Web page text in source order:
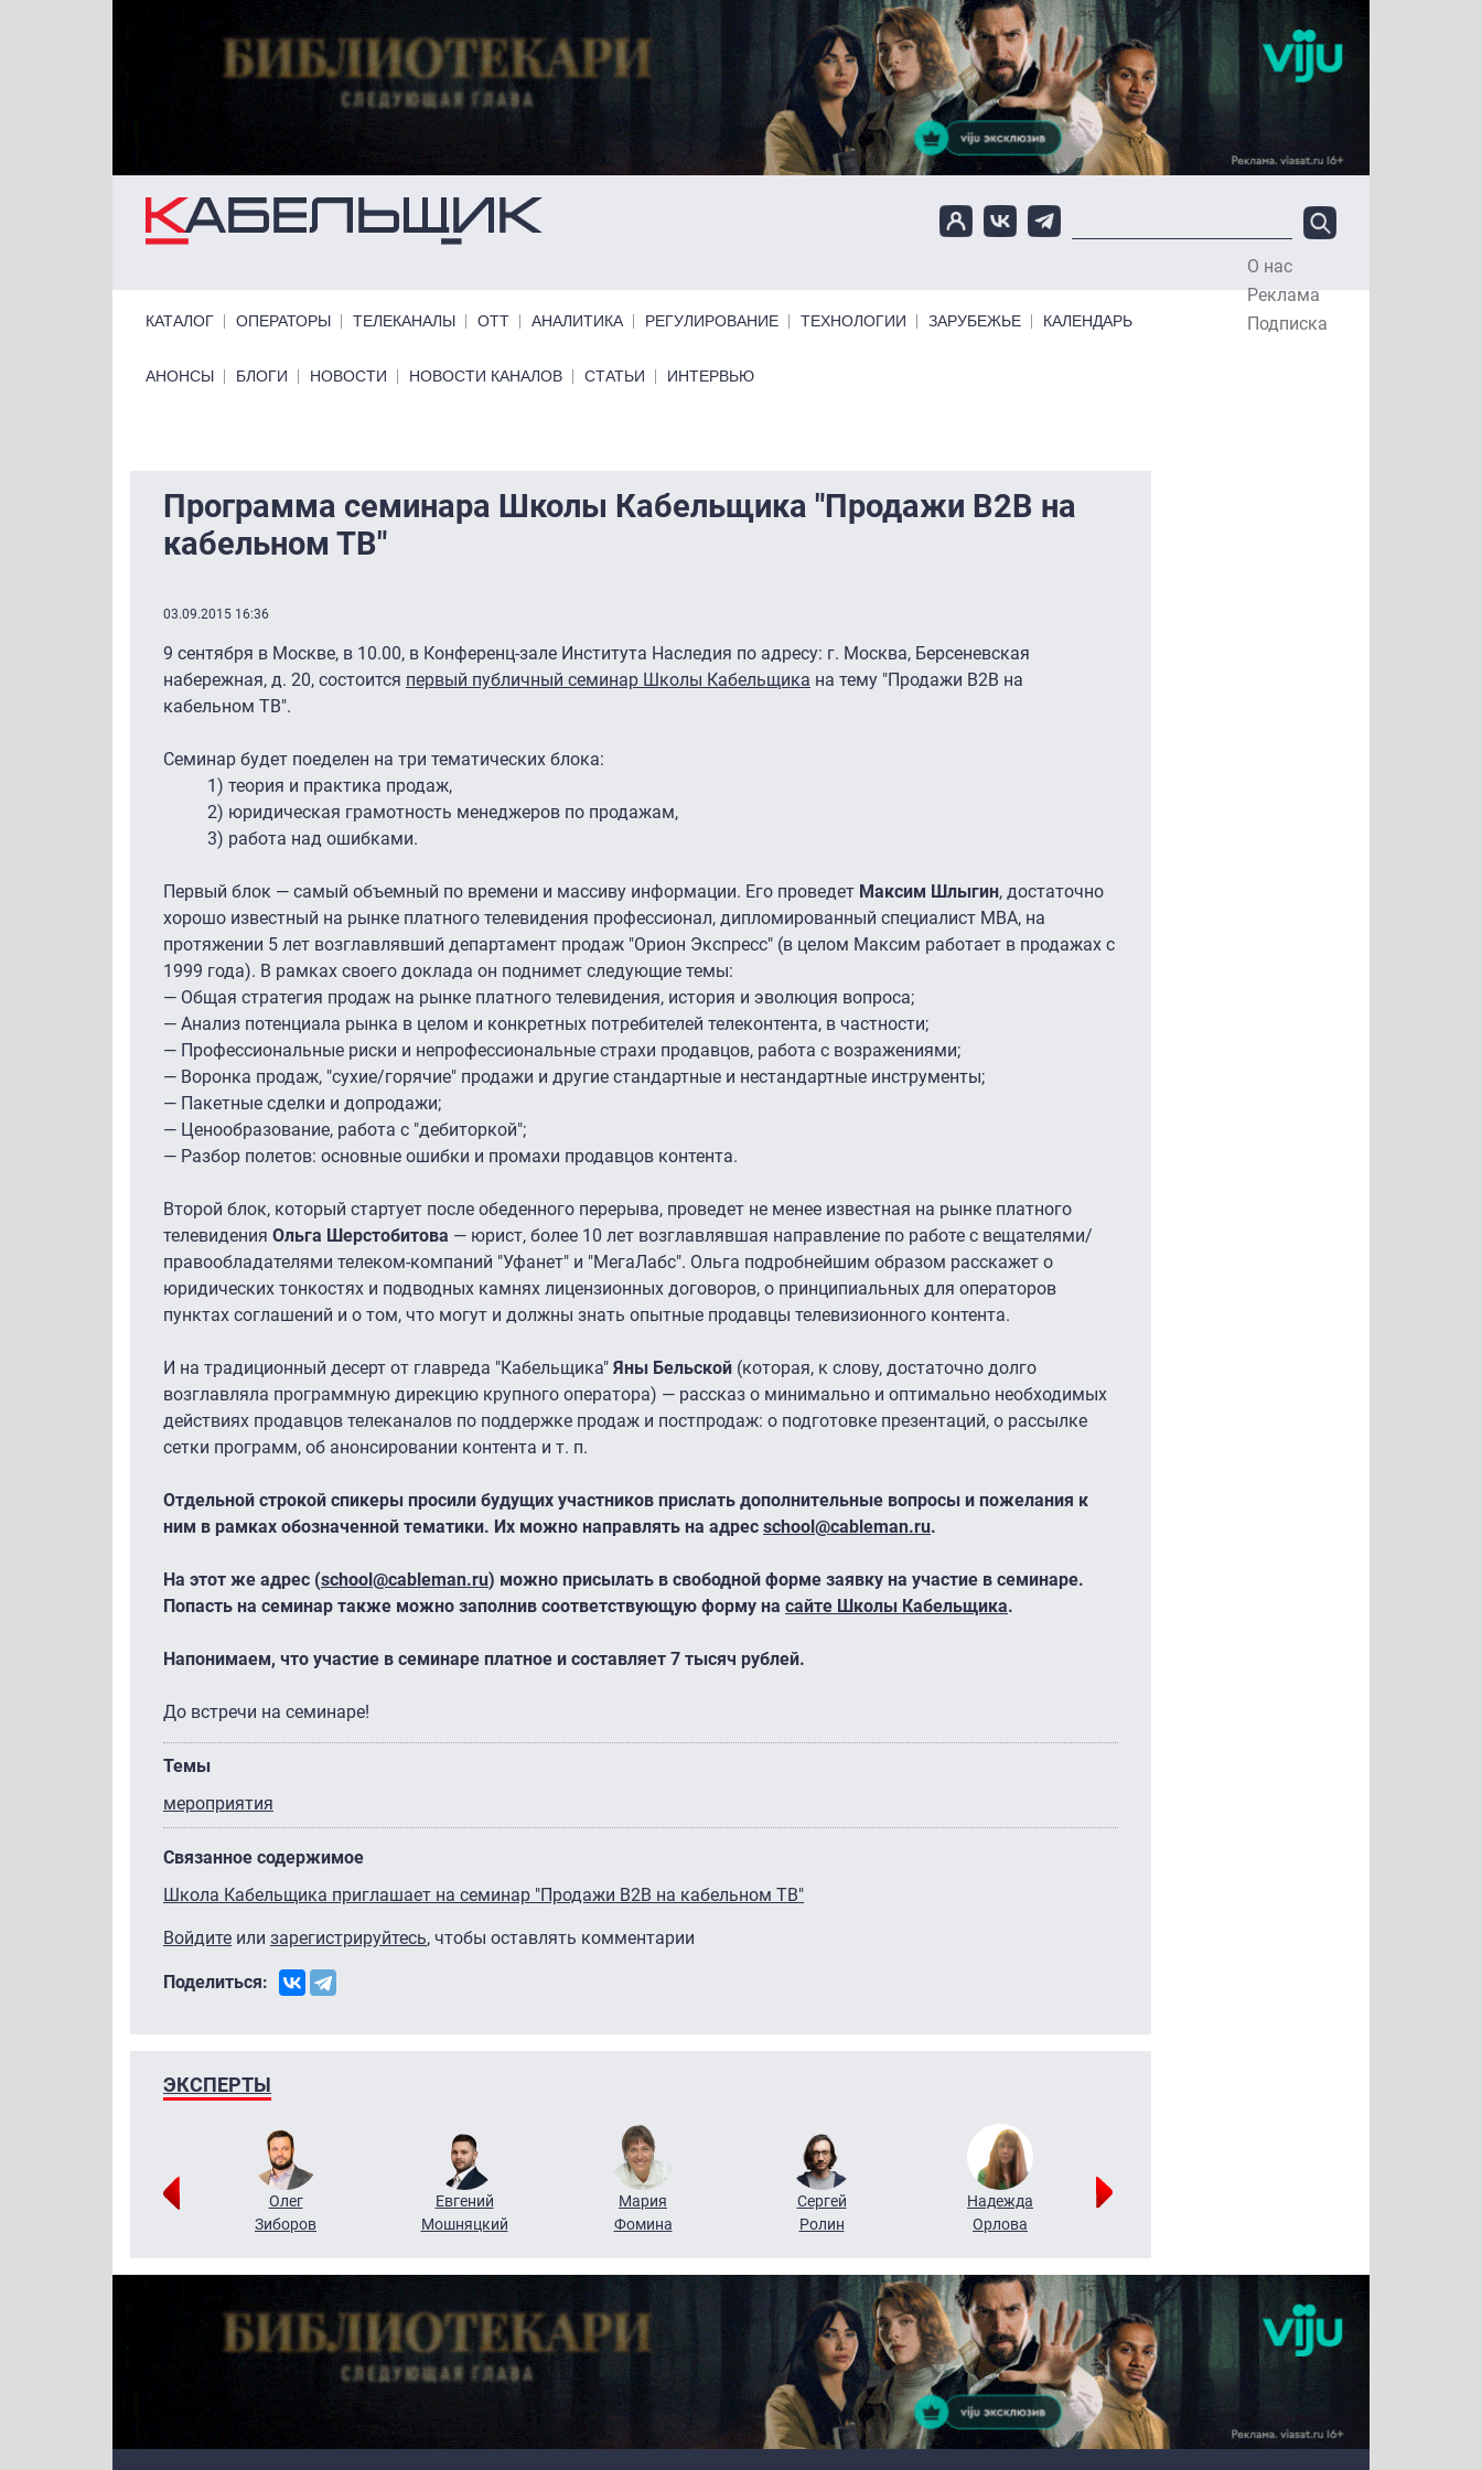
О нас
Реклама
Подписка
КАТАЛОГ ОПЕРАТОРЫ ТЕЛЕКАНАЛЫ ОТТ АНАЛИТИКА РЕГУЛИРОВАНИЕ ТЕХНОЛОГИИ ЗАРУБЕЖЬЕ КАЛЕНДАРЬ
Primary links bottom
АНОНСЫ БЛОГИ НОВОСТИ НОВОСТИ КАНАЛОВ СТАТЬИ ИНТЕРВЬЮ
Программа семинара Школы Кабельщика "Продажи В2В на
кабельном ТВ"
03.09.2015 16:36
9 сентября в Москве, в 10.00, в Конференц-зале Института Наследия по адресу: г. Москва, Берсеневская
набережная, д. 20, состоится первый публичный семинар Школы Кабельщика на тему "Продажи B2B на
кабельном ТВ".
Семинар будет поеделен на три тематических блока:
1) теория и практика продаж,
2) юридическая грамотность менеджеров по продажам,
3) работа над ошибками.
Первый блок — самый объемный по времени и массиву информации. Его проведет Максим Шлыгин, достаточно
хорошо известный на рынке платного телевидения профессионал, дипломированный специалист MBA, на
протяжении 5 лет возглавлявший департамент продаж "Орион Экспресс" (в целом Максим работает в продажах с
1999 года). В рамках своего доклада он поднимет следующие темы:
— Общая стратегия продаж на рынке платного телевидения, история и эволюция вопроса;
— Анализ потенциала рынка в целом и конкретных потребителей телеконтента, в частности;
— Профессиональные риски и непрофессиональные страхи продавцов, работа с возражениями;
— Воронка продаж, "сухие/горячие" продажи и другие стандартные и нестандартные инструменты;
— Пакетные сделки и допродажи;
— Ценообразование, работа с "дебиторкой";
— Разбор полетов: основные ошибки и промахи продавцов контента.
Второй блок, который стартует после обеденного перерыва, проведет не менее известная на рынке платного
телевидения Ольга Шерстобитова — юрист, более 10 лет возглавлявшая направление по работе с вещателями/
правообладателями телеком-компаний "Уфанет" и "МегаЛабс". Ольга подробнейшим образом расскажет о
юридических тонкостях и подводных камнях лицензионных договоров, о принципиальных для операторов
пунктах соглашений и о том, что могут и должны знать опытные продавцы телевизионного контента.
И на традиционный десерт от главреда "Кабельщика" Яны Бельской (которая, к слову, достаточно долго
возглавляла программную дирекцию крупного оператора) — рассказ о минимально и оптимально необходимых
действиях продавцов телеканалов по поддержке продаж и постпродаж: о подготовке презентаций, о рассылке
сетки программ, об анонсировании контента и т. п.
Отдельной строкой спикеры просили будущих участников прислать дополнительные вопросы и пожелания к
ним в рамках обозначенной тематики. Их можно направлять на адрес school@cableman.ru.
На этот же адрес (school@cableman.ru) можно присылать в свободной форме заявку на участие в семинаре.
Попасть на семинар также можно заполнив соответствующую форму на сайте Школы Кабельщика.
Напонимаем, что участие в семинаре платное и составляет 7 тысяч рублей.
До встречи на семинаре!
Темы
мероприятия
Связанное содержимое
Школа Кабельщика приглашает на семинар "Продажи В2В на кабельном ТВ"
Войдите или зарегистрируйтесь, чтобы оставлять комментарии
Поделиться:
ЭКСПЕРТЫ
Олег
Зиборов
Евгений
Мошняцкий
Мария
Фомина
Сергей
Ролин
Надежда
Орлова